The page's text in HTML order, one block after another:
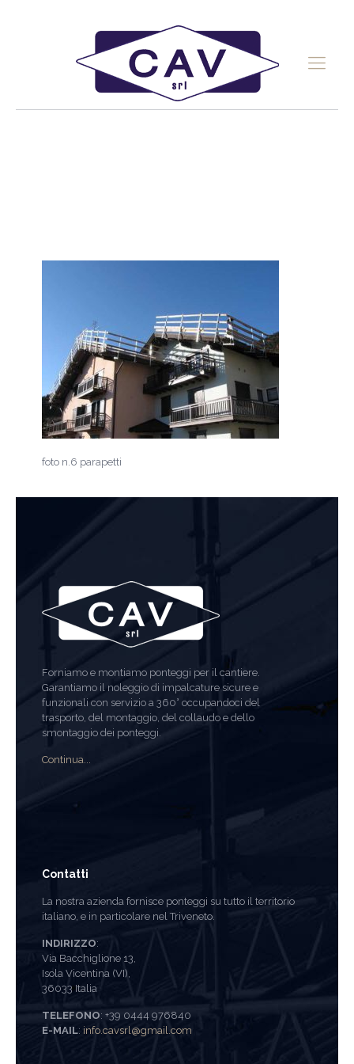
foto n.6 parapetti
Forniamo e montiamo ponteggi per il cantiere.
Garantiamo il noleggio di impalcature sicure e
funzionali con servizio a 360° occupandoci del
trasporto, del montaggio, del collaudo e dello
smontaggio dei ponteggi.
Continua...
Contatti
La nostra azienda fornisce ponteggi su tutto il territorio
italiano, e in particolare nel Triveneto.
INDIRIZZO:
Via Bacchiglione 13,
Isola Vicentina (VI),
36033 Italia
TELEFONO: +39 0444 976840
E-MAIL: info.cavsrl@gmail.com